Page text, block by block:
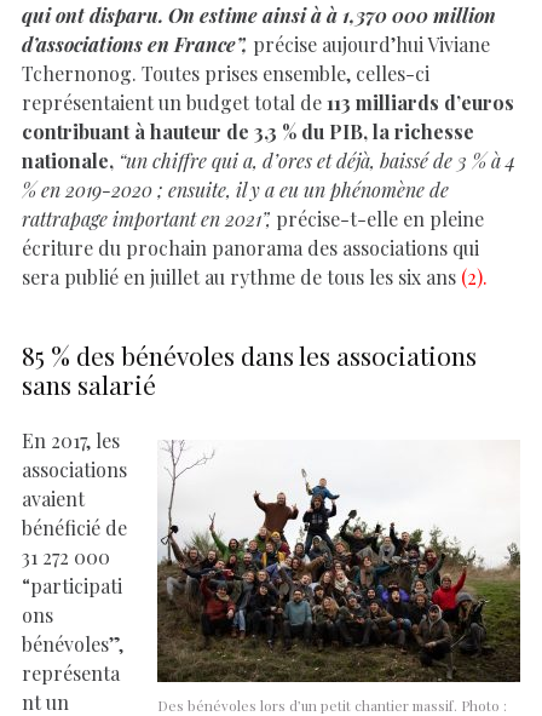
qui ont disparu. On estime ainsi à à 1,370 000 million
d’associations en France”, précise aujourd’hui Viviane
Tchernonog. Toutes prises ensemble, celles-ci
représentaient un budget total de113 milliards d’euros
contribuant à hauteur de 3,3 % du PIB, la richesse
nationale, “un chiffre qui a, d’ores et déjà, baissé de 3 % à 4
% en 2019-2020 ; ensuite, il y a eu un phénomène de
rattrapage important en 2021”, précise-t-elle en pleine
écriture du prochain panorama des associations qui
sera publié en juillet au rythme de tous les six ans (2).
85 % des bénévoles dans les associations
sans salarié
Des bénévoles lors d’un petit chantier massif. Photo :
En 2017, les
associations
avaient
bénéficié de
31 272 000
“participati
ons
bénévoles”,
représenta
nt un